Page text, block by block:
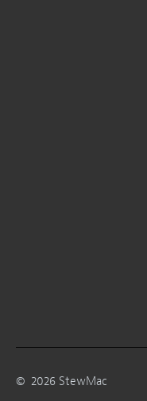
© 2026 StewMac